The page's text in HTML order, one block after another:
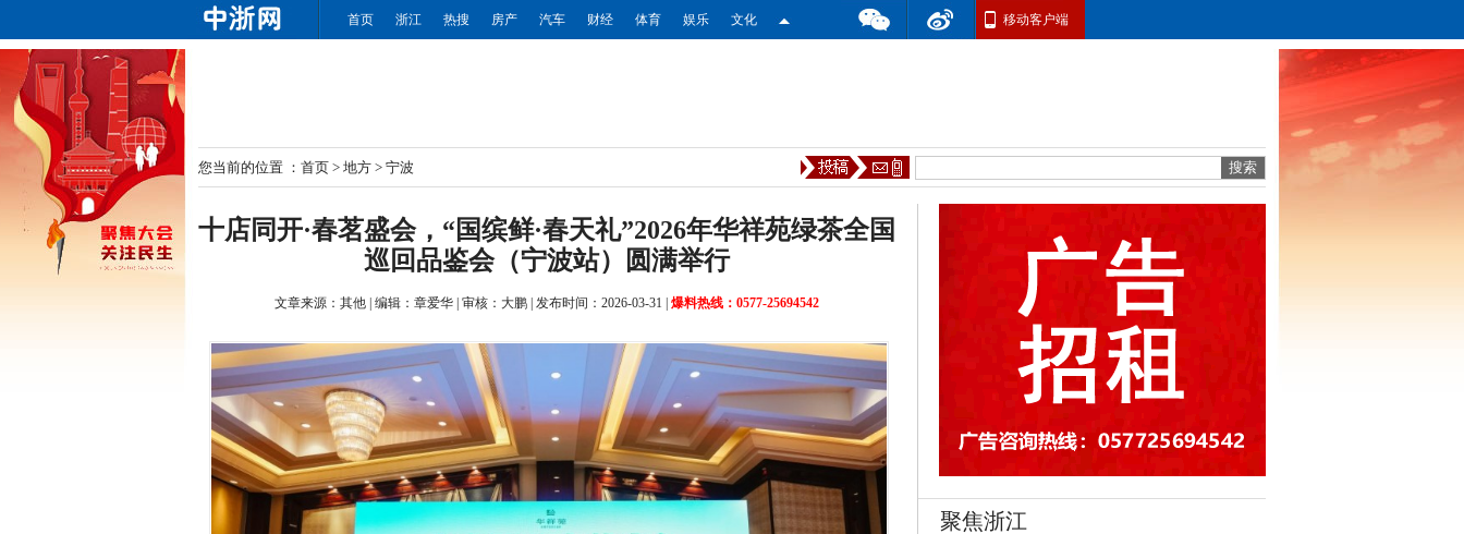
首页 浙江 热搜 房产 汽车 财经 体育 娱乐 文化 移动客户端
您当前的位置 ： 首页 > 地方 > 宁波
十店同开·春茗盛会，“国缤鲜·春天礼”2026年华祥苑绿茶全国
巡回品鉴会（宁波站）圆满举行
文章来源： 其他 编辑： 章爱华 审核：大鹏 发布时间：2026-03-31 爆料热线：0577-25694542
聚焦浙江